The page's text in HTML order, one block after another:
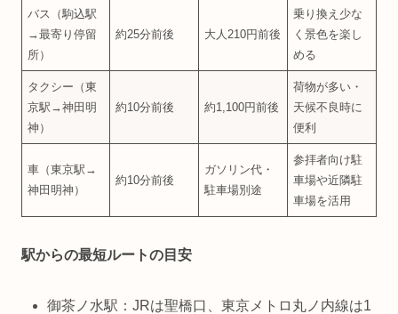
バス（駒込駅
→最寄り停留
所）
約25分前後 大人210円前後
乗り換え少な
く景色を楽し
める
タクシー（東
京駅→神田明
神）
約10分前後 約1,100円前後
荷物が多い・
天候不良時に
便利
車（東京駅→
神田明神）
約10分前後
ガソリン代・
駐車場別途
参拝者向け駐
車場や近隣駐
車場を活用
駅からの最短ルートの目安
御茶ノ水駅：JRは聖橋口、東京メトロ丸ノ内線は1